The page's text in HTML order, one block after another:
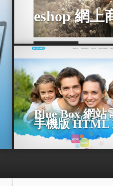
eshop 網上
Blue Box 網站
手機版 HTML